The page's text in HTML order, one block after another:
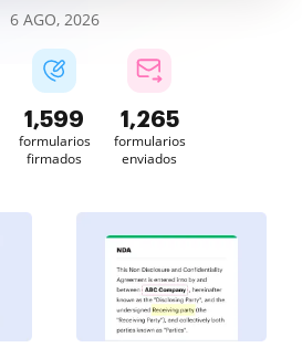
6 AGO, 2026
1,599
formularios
firmados
1,265
formularios
enviados